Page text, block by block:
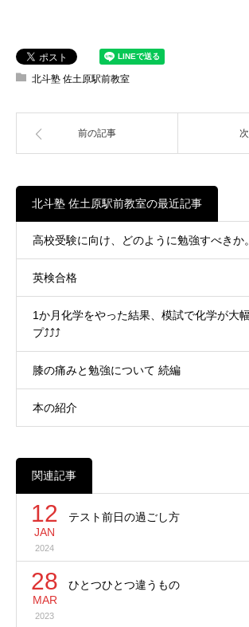
北斗塾 佐土原駅前教室
前の記事
北斗塾 佐土原駅前教室の最近記事
高校受験に向け、どのように勉強すべきか。
英検合格
1か月化学をやった結果、模試で化学が大
プ⤴⤴⤴
膝の痛みと勉強について 続編
本の紹介
関連記事
12
JAN
2024
テスト前日の過ごし方
28
MAR
2023
ひとつひとつ違うもの